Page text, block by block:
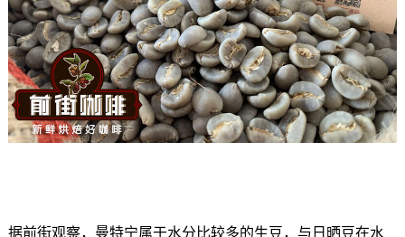
据前街观察，曼特宁属于水分比较多的生豆，与日晒豆在水